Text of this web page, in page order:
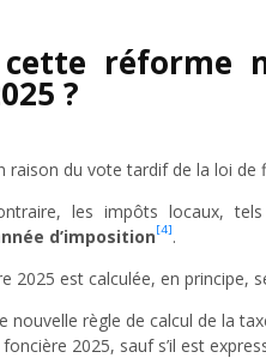
réforme
?
raison du vote tardif de la loi de
les impôts locaux,
d’imposition[4].
2025 est calculée, en principe,
nouvelle règle de calcul de la
foncière 2025, sauf s’il est